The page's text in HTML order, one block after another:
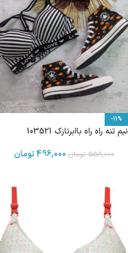
-11%
نیم تنه راه راه باابرنازک 103521
558,000 تومان496,000تومان